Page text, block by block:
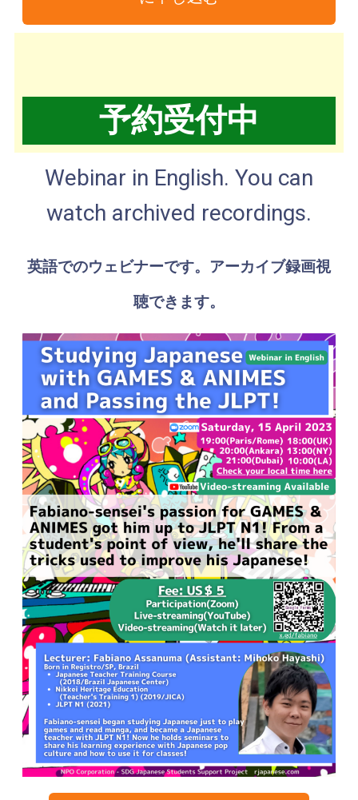
予約受付中
Webinar in English. You can
watch archived recordings.
英語でのウェビナーです。アーカイブ録画視
聴できます。